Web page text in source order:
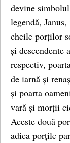
devine
legendă,
cheile porților
și descendente
respectiv,
de iarnă și
și poarta
vară și morții
Aceste două
adica porțile